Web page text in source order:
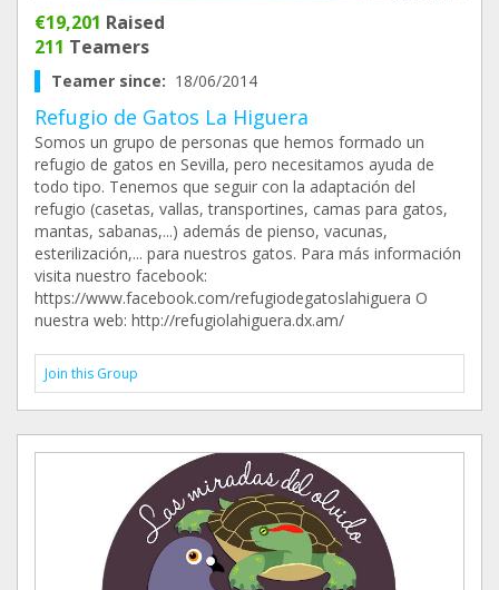
€19,201 Raised
211 Teamers
Teamer since: 18/06/2014
Refugio de Gatos La Higuera
Somos un grupo de personas que hemos formado un
refugio de gatos en Sevilla, pero necesitamos ayuda de
todo tipo. Tenemos que seguir con la adaptación del
refugio (casetas, vallas, transportines, camas para gatos,
mantas, sabanas,...) además de pienso, vacunas,
esterilización,... para nuestros gatos. Para más información
visita nuestro facebook:
https://www.facebook.com/refugiodegatoslahiguera O
nuestra web: http://refugiolahiguera.dx.am/
Join this Group